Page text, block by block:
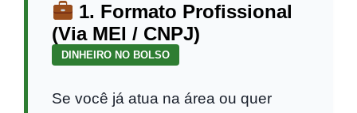
1. Formato Profissional
(Via MEI / CNPJ)
DINHEIRO NO BOLSO
Se você já atua na área ou quer